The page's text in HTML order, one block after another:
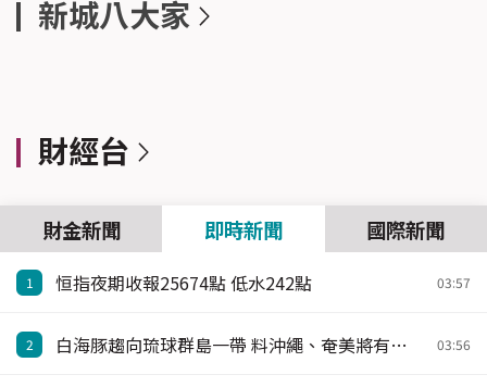
新城八大家
財經台
財金新聞 即時新聞 國際新聞
1 恒指夜期收報25674點 低水242點 03:57
2 白海豚趨向琉球群島一帶 料沖繩、奄美將有烈風及暴雨 03:56